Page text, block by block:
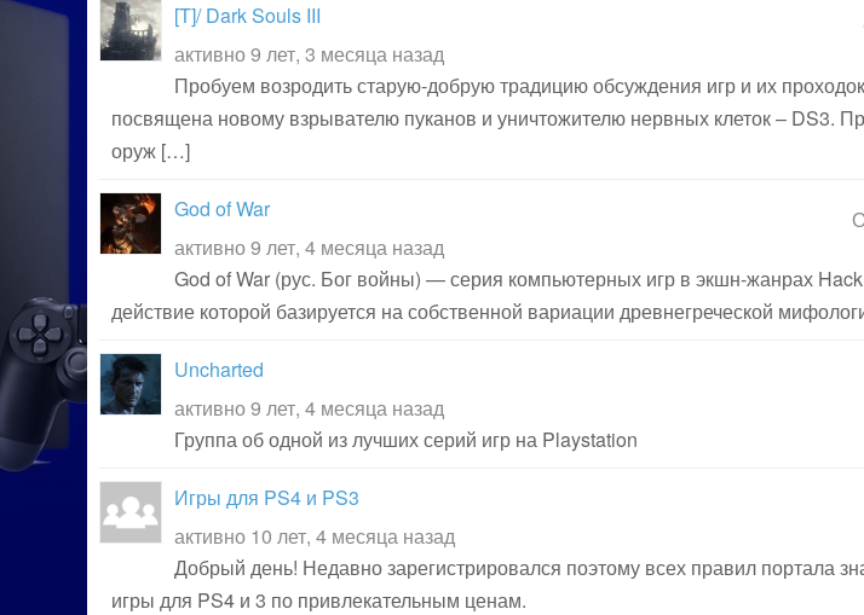
[T]/ Dark Souls III
активно 9 лет, 3 месяца назад
Пробуем возродить старую-добрую традицию обсуждения игр и их
посвящена новому взрывателю пуканов и уничтожителю нервных клеток – DS3.
оруж […]
God of War
активно 9 лет, 4 месяца назад
God of War (рус. Бог войны) — серия компьютерных игр в экшн-жанрах
действие которой базируется на собственной вариации древнегреческой
Uncharted
активно 9 лет, 4 месяца назад
Группа об одной из лучших серий игр на Playstation
Игры для PS4 и PS3
активно 10 лет, 4 месяца назад
Добрый день! Недавно зарегистрировался поэтому всех правил портала
игры для PS4 и 3 по привлекательным ценам.